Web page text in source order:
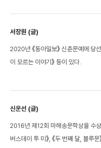
서장원 (글)
2020년 《동아일보》 신춘문예에 당
이 모르는 이야기》 등이 있다.
신운선 (글)
2016년 제12회 마해송문학상을 수
버스데이 투 미》, 《두 번째 달, 블루